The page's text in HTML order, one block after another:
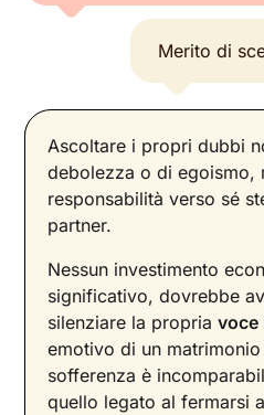
Merito di
Ascoltare i propri dubbi
debolezza o di egoismo,
responsabilità verso sé
partner.
Nessun investimento
significativo, dovrebbe
silenziare la propriavoce
emotivo di un
sofferenza è
quello legato al fermarsi